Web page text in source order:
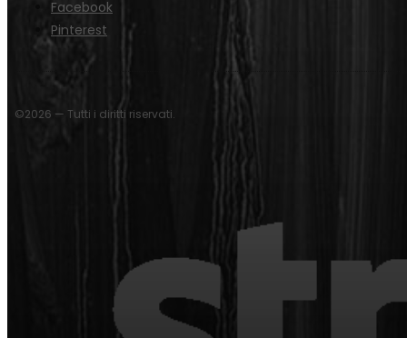
Facebook
Pinterest
©2026 — Tutti i diritti riservati.